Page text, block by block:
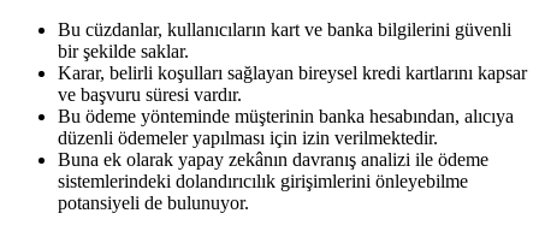
Bu cüzdanlar, kullanıcıların kart ve banka bilgilerini güvenli
bir şekilde saklar.
Karar, belirli koşulları sağlayan bireysel kredi kartlarını kapsar
ve başvuru süresi vardır.
Bu ödeme yönteminde müşterinin banka hesabından, alıcıya
düzenli ödemeler yapılması için izin verilmektedir.
Buna ek olarak yapay zekânın davranış analizi ile ödeme
sistemlerindeki dolandırıcılık girişimlerini önleyebilme
potansiyeli de bulunuyor.